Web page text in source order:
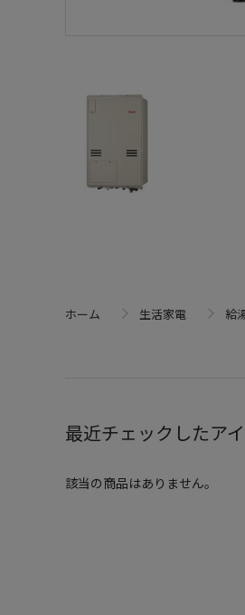
ホーム 生活家電 給
最近チェックしたア
該当の商品はありません。